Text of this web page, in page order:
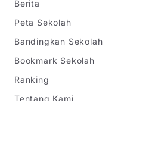
Berita
Peta Sekolah
Bandingkan Sekolah
Bookmark Sekolah
Ranking
Tentang Kami